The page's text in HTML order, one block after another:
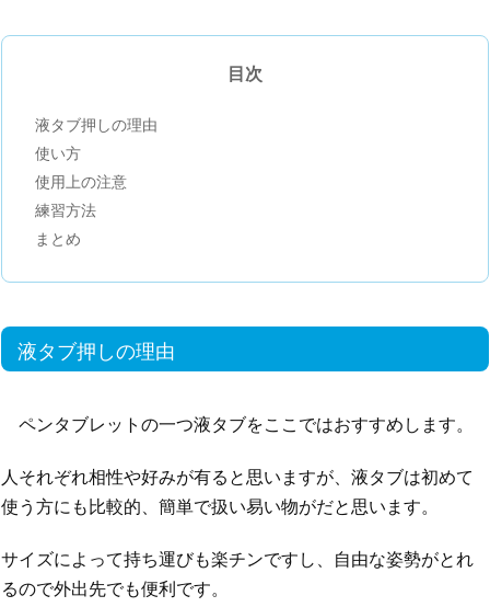
目次
液タブ押しの理由
使い方
使用上の注意
練習方法
まとめ
液タブ押しの理由
ペンタブレットの一つ液タブをここではおすすめします。
人それぞれ相性や好みが有ると思いますが、液タブは初めて
使う方にも比較的、簡単で扱い易い物がだと思います。
サイズによって持ち運びも楽チンですし、自由な姿勢がとれ
るので外出先でも便利です。